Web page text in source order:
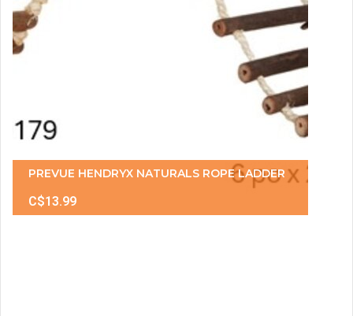
PREVUE HENDRYX NATURALS ROPE LADDER
C$13.99